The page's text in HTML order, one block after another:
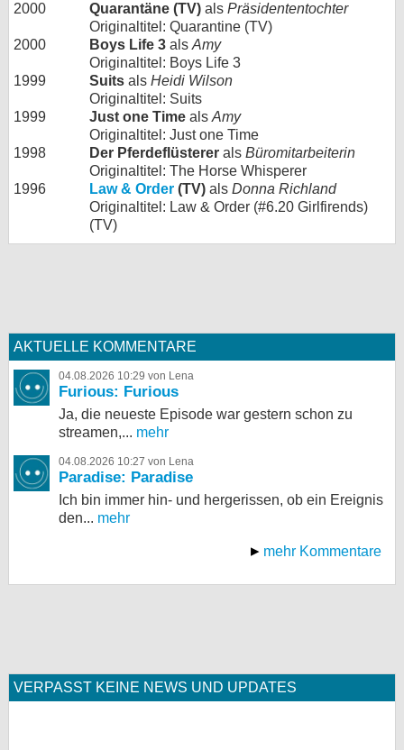
2000
Quarantäne (TV) als Präsidententochter
Originaltitel: Quarantine (TV)
2000
Boys Life 3 alsAmy
Originaltitel: Boys Life 3
1999
Suits als Heidi Wilson
Originaltitel: Suits
1999
Just one Time alsAmy
Originaltitel: Just one Time
1998
Der Pferdeflüsterer als Büromitarbeiterin
Originaltitel: The Horse Whisperer
1996
Law & Order (TV) als Donna Richland
Originaltitel: Law & Order (#6.20 Girlfirends)
(TV)
AKTUELLE KOMMENTARE
04.08.2026 10:29 von Lena
Furious: Furious
Ja, die neueste Episode war gestern schon zu
streamen,... mehr
04.08.2026 10:27 von Lena
Paradise: Paradise
Ich bin immer hin- und hergerissen, ob ein Ereignis
den... mehr
mehr Kommentare
VERPASST KEINE NEWS UND UPDATES